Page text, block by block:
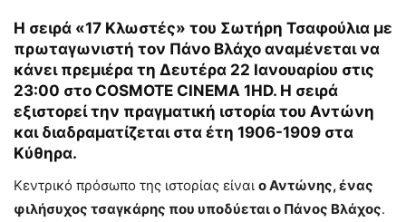
H σειρά «17 Κλωστές» του Σωτήρη Τσαφούλια με
πρωταγωνιστή τον Πάνο Βλάχο αναμένεται να
κάνει πρεμιέρα τη Δευτέρα 22 Ιανουαρίου στις
23:00 στο COSMOTE CINEMA 1HD. Η σειρά
εξιστορεί την πραγματική ιστορία του Αντώνη
και διαδραματίζεται στα έτη 1906-1909 στα
Κύθηρα.
Κεντρικό πρόσωπο της ιστορίας είναι ο Αντώνης, ένας
φιλήσυχος τσαγκάρης που υποδύεται ο Πάνος Βλάχος.